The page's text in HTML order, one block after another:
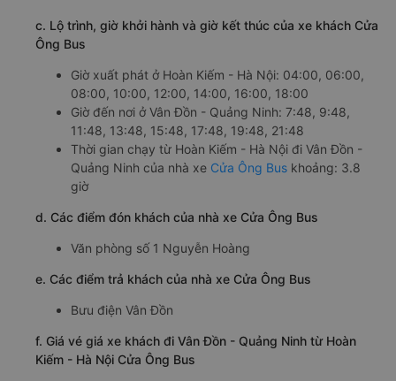
c. Lộ trình, giờ khởi hành và giờ kết thúc của xe khách Cửa
Ông Bus
Giờ xuất phát ở Hoàn Kiếm - Hà Nội: 04:00, 06:00,
08:00, 10:00, 12:00, 14:00, 16:00, 18:00
Giờ đến nơi ở Vân Đồn - Quảng Ninh: 7:48, 9:48,
11:48, 13:48, 15:48, 17:48, 19:48, 21:48
Thời gian chạy từ Hoàn Kiếm - Hà Nội đi Vân Đồn -
Quảng Ninh của nhà xe Cửa Ông Bus khoảng: 3.8
giờ
d. Các điểm đón khách của nhà xe Cửa Ông Bus
Văn phòng số 1 Nguyễn Hoàng
e. Các điểm trả khách của nhà xe Cửa Ông Bus
Bưu điện Vân Đồn
f. Giá vé giá xe khách đi Vân Đồn - Quảng Ninh từ Hoàn
Kiếm - Hà Nội Cửa Ông Bus